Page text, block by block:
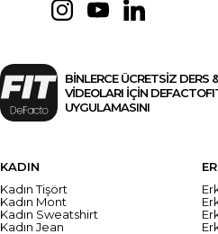
BİNLERCE ÜCRETSİZ DERS
VİDEOLARI İÇİN
UYGULAMASINI
KADIN
Kadın Tişört
Kadın Mont
Kadın Sweatshirt
Kadın Jean